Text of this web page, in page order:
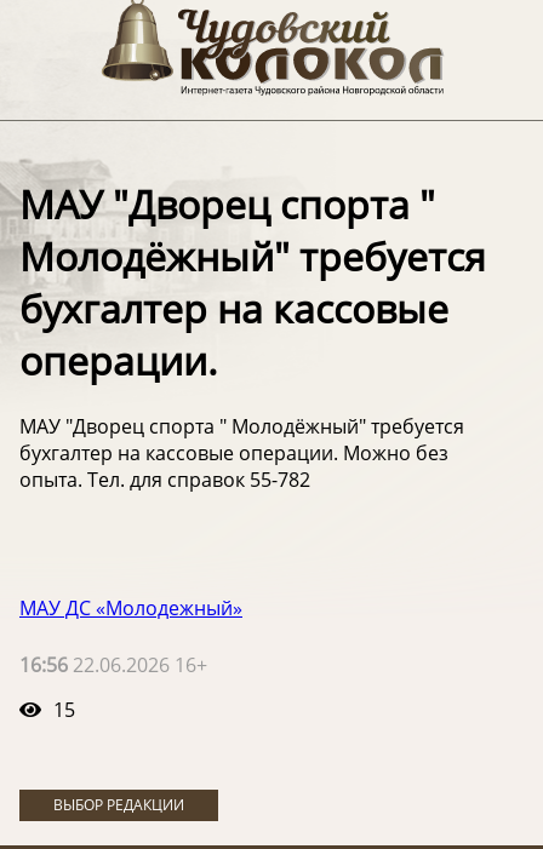
МАУ "Дворец спорта "
Молодёжный" требуется
бухгалтер на кассовые
операции.
МАУ "Дворец спорта " Молодёжный" требуется
бухгалтер на кассовые операции. Можно без
опыта. Тел. для справок 55-782
МАУ ДС «Молодежный»
16:56 22.06.2026 16+
15
ВЫБОР РЕДАКЦИИ